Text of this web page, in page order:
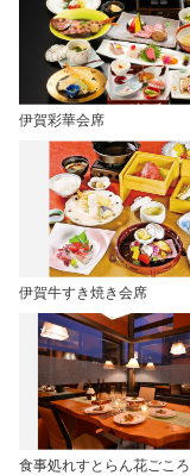
伊賀彩華会席
伊賀牛すき焼き会席
食事処れすとらん花ごころ